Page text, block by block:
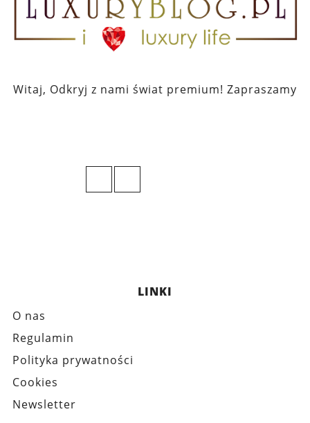
Witaj, Odkryj z nami świat premium! Zapraszamy
LINKI
O nas
Regulamin
Polityka prywatności
Cookies
Newsletter